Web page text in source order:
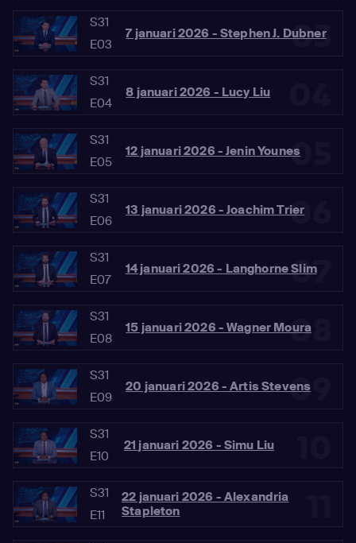
03
S31
E03
7 januari 2026 - Stephen J. Dubner
S31
E04
8 januari 2026 - Lucy Liu
05
S31
E05
12 januari 2026 - Jenin Younes
06
S31
E06
13 januari 2026 - Joachim Trier
07
S31
E07
14 januari 2026 - Langhorne Slim
08
S31
E08
15 januari 2026 - Wagner Moura
09
S31
E09
20 januari 2026 - Artis Stevens
S31
E10
21 januari 2026 - Simu Liu
S31
E11
22 januari 2026 - Alexandria
Stapleton